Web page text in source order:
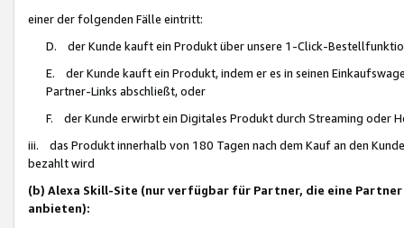
einer der folgenden Fälle eintritt:
D. der Kunde kauft ein Produkt über unsere 1-Click-
E. der Kunde kauft ein Produkt, indem er es in seinen
Partner-Links abschließt, oder
F. der Kunde erwirbt ein Digitales Produkt durch Streaming oder
iii. das Produkt innerhalb von 180 Tagen nach dem Kauf an den
bezahlt wird
(b) Alexa Skill-Site (nur verfügbar für Partner, die eine
anbieten):